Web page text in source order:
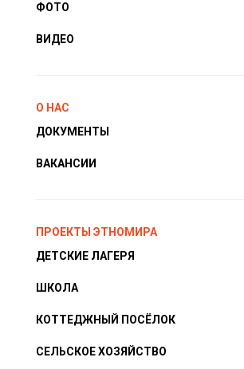
ФОТО
ВИДЕО
О НАС
ДОКУМЕНТЫ
ВАКАНСИИ
ПРОЕКТЫ ЭТНОМИРА
ДЕТСКИЕ ЛАГЕРЯ
ШКОЛА
КОТТЕДЖНЫЙ ПОСЁЛОК
СЕЛЬСКОЕ ХОЗЯЙСТВО